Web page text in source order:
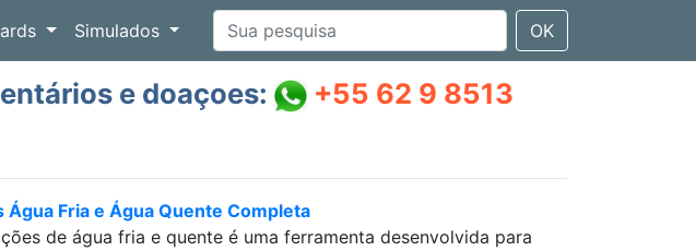
Simulados OK
e doaçoes:
+55 62 9 8513
Fria e Água Quente Completa
de água fria e quente é uma ferramenta desenvolvida para